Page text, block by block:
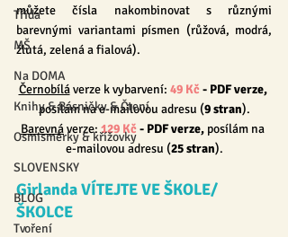
Třída
MŠ
Na DOMA
Knihy & Básničky & Čtení
Osmisměrky & křížovky
SLOVENSKY
BLOG
Tvoření
můžete čísla nakombinovat s různými
barevnými variantami písmen (růžová, modrá,
žlutá, zelená a fialová).
Černobílá verze k vybarvení: 49 Kč - PDF verze,
posílám na e-mailovou adresu (9 stran).
Barevná verze: 129 Kč - PDF verze, posílám na
e-mailovou adresu (25 stran).
Girlanda VÍTEJTE VE ŠKOLE/
ŠKOLCE